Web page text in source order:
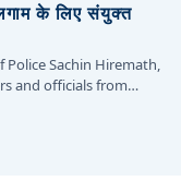
के लिए संयुक्त
Police Sachin Hiremath,
and officials from…